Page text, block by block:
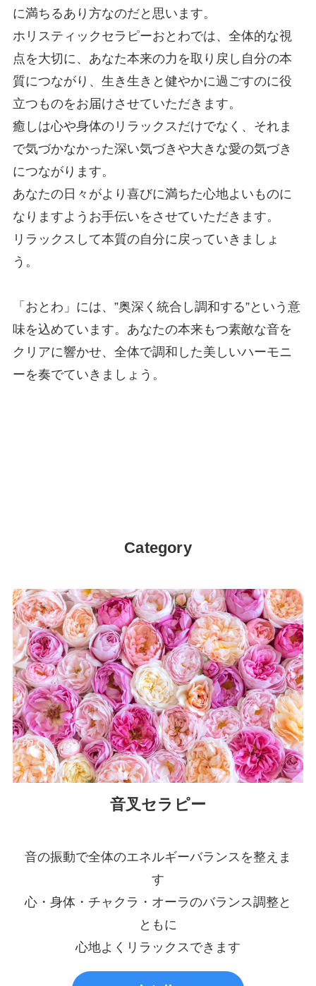
に満ちるあり方なのだと思います。
ホリスティックセラピーおとわでは、全体的な視
点を大切に、あなた本来の力を取り戻し自分の本
質につながり、生き生きと健やかに過ごすのに役
立つものをお届けさせていただきます。
癒しは心や身体のリラックスだけでなく、それま
で気づかなかった深い気づきや大きな愛の気づき
につながります。
あなたの日々がより喜びに満ちた心地よいものに
なりますようお手伝いをさせていただきます。
リラックスして本質の自分に戻っていきましょ
う。
「おとわ」には、”奥深く統合し調和する”という意
味を込めています。あなたの本来もつ素敵な音を
クリアに響かせ、全体で調和した美しいハーモニ
ーを奏でていきましょう。
Category
音叉セラピー
音の振動で全体のエネルギーバランスを整えま
す
心・身体・チャクラ・オーラのバランス調整と
ともに
心地よくリラックスできます